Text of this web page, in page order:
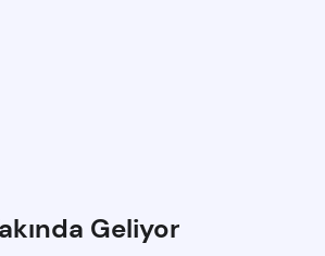
Geliyor